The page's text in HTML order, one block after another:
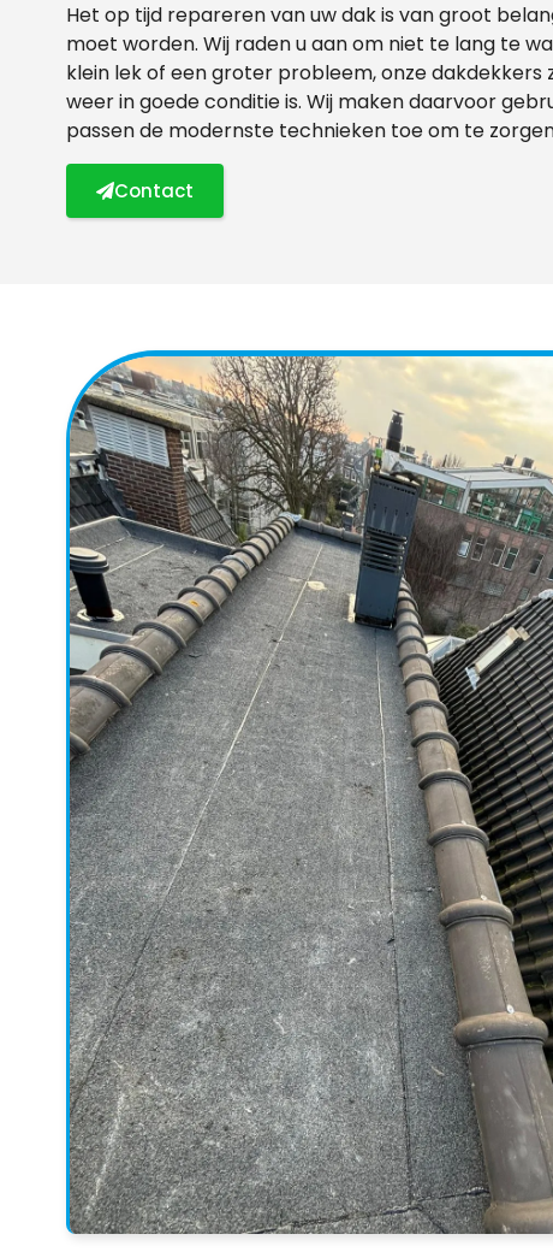
Het op tijd repareren van uw dak is van groot
moet worden. Wij raden u aan om niet te lang te
klein lek of een groter probleem, onze dakdekkers
weer in goede conditie is. Wij maken daarvoor
passen de modernste technieken toe om te
Contact